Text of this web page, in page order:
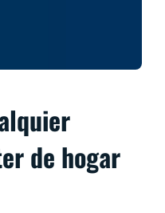
de hogar